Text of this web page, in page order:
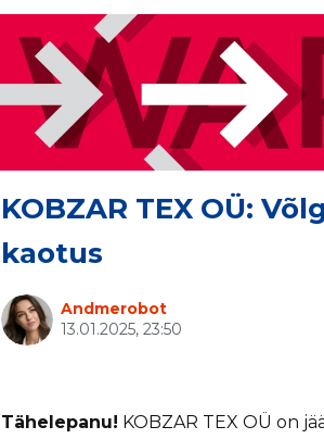
KOBZAR TEX OÜ:
kaotus
Andmerobot
13.01.2025, 23:50
Tähelepanu! KOBZAR TEX OÜ on